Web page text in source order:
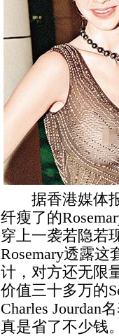
据香港媒体
纤瘦了的
穿上一袭若隐若
Rosemary透露
计，对方还无限
价值三十多万的
Charles Jourdan
真是省了不少钱